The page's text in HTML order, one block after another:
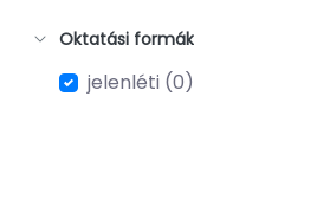
Oktatási formák
jelenléti (0)